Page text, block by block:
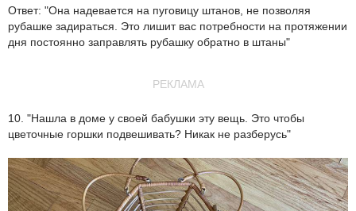
Ответ: "Она надевается на пуговицу штанов, не позволяя
рубашке задираться. Это лишит вас потребности на протяжении
дня постоянно заправлять рубашку обратно в штаны"
РЕКЛАМА
10. "Нашла в доме у своей бабушки эту вещь. Это чтобы
цветочные горшки подвешивать? Никак не разберусь"